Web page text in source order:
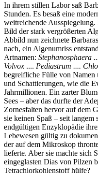
In ihrem stillen Labor saß
Stunden. Es besaß eine
weitreichende
Bild der stark vergrößerten
Abbild nun zeichnete
nach, ein Algenumriss
Artnamen: Stephanosphaera
Volvox .... Pediastrum ....
begreifliche Fülle von Namen
und Schattierungen, wie die
Jahrmillionen. Ein zarter
Sees – aber das durfte der
Zornesfalten hervor auf dem
sie keinen Spaß – seit langem
endgültigen Enzyklopädie
Lebewesen gültig zu
der auf dem Mikroskop
lieferte. Aber sie machte sich
eingeglasten Dias von Pilzen
Tetrachlorkohlenstoff hülfe?